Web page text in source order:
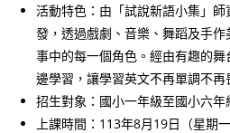
活動特色：由「試說新語小集」
發，透過戲劇、音樂、舞蹈及手
事中的每一個角色。經由有趣的
邊學習，讓學習英文不再單調不再
招生對象：國小一年級至國小六年
上課時間：113年8月19日（星期